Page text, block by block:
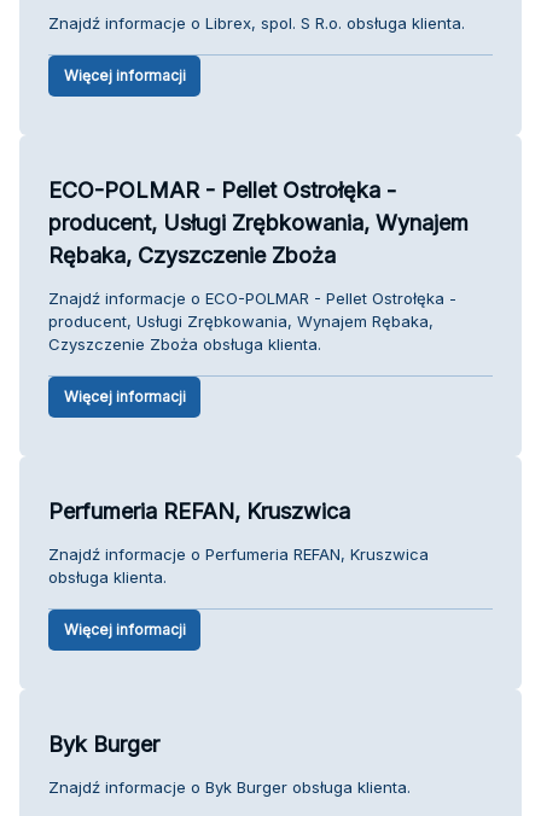
Znajdź informacje o Librex, spol. S R.o. obsługa klienta.
Więcej informacji
ECO-POLMAR - Pellet Ostrołęka -
producent, Usługi Zrębkowania, Wynajem
Rębaka, Czyszczenie Zboża
Znajdź informacje o ECO-POLMAR - Pellet Ostrołęka -
producent, Usługi Zrębkowania, Wynajem Rębaka,
Czyszczenie Zboża obsługa klienta.
Więcej informacji
Perfumeria REFAN, Kruszwica
Znajdź informacje o Perfumeria REFAN, Kruszwica
obsługa klienta.
Więcej informacji
Byk Burger
Znajdź informacje o Byk Burger obsługa klienta.